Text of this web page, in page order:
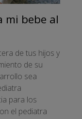
mi bebe al
de tus hijos y
de su
sea
para los
el pediatra